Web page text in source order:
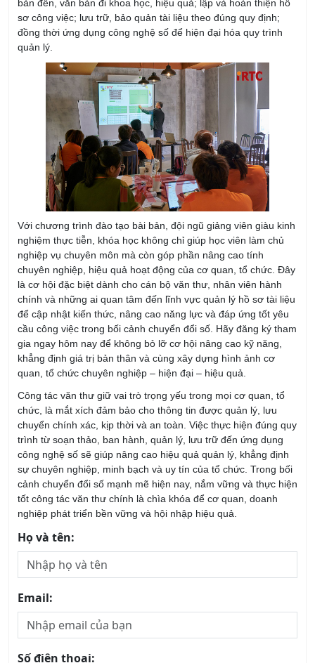
quản lý.
Với chương trình đào tạo bài bản, đội ngũ giảng viên giàu kinh
nghiệm thực tiễn, khóa học không chỉ giúp học viên làm chủ
nghiệp vụ chuyên môn mà còn góp phần nâng cao tính
chuyên nghiệp, hiệu quả hoạt động của cơ quan, tổ chức. Đây
là cơ hội đặc biệt dành cho cán bộ văn thư, nhân viên hành
chính và những ai quan tâm đến lĩnh vực quản lý hồ sơ tài liệu
để cập nhật kiến thức, nâng cao năng lực và đáp ứng tốt yêu
cầu công việc trong bối cảnh chuyển đổi số. Hãy đăng ký tham
gia ngay hôm nay để không bỏ lỡ cơ hội nâng cao kỹ năng,
khẳng định giá trị bản thân và cùng xây dựng hình ảnh cơ
quan, tổ chức chuyên nghiệp – hiện đại – hiệu quả.
Công tác văn thư giữ vai trò trọng yếu trong mọi cơ quan, tổ
chức, là mắt xích đảm bảo cho thông tin được quản lý, lưu
chuyển chính xác, kịp thời và an toàn. Việc thực hiện đúng quy
trình từ soạn thảo, ban hành, quản lý, lưu trữ đến ứng dụng
công nghệ số sẽ giúp nâng cao hiệu quả quản lý, khẳng định
sự chuyên nghiệp, minh bạch và uy tín của tổ chức. Trong bối
cảnh chuyển đổi số mạnh mẽ hiện nay, nắm vững và thực hiện
tốt công tác văn thư chính là chìa khóa để cơ quan, doanh
nghiệp phát triển bền vững và hội nhập hiệu quả.
Họ và tên:
Email:
Số điện thoại: